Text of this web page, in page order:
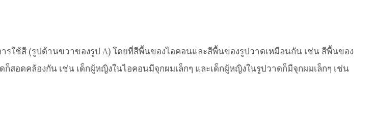
รใช้สี (รูปด้านขวาของรูป A) โดยที่สีพื้นของไอคอนและสีพื้นของรูปวาดเหมือนกัน เช่น สีพื้นของ
อดคล้องกัน เช่น เด็กผู้หญิงในไอคอนมีจุกผมเล็กๆ และเด็กผู้หญิงในรูปวาดก็มีจุกผมเล็กๆ เช่น